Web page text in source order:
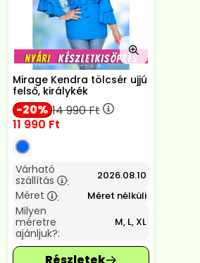
Mirage Kendra tölcsér ujjú
felső, királykék
20 14 990Ft
11 990 Ft
Várható
szállítás
: 2026.08.10
Méret : Méret nélküli
Milyen
méretre
ajánljuk?:
M, L, XL